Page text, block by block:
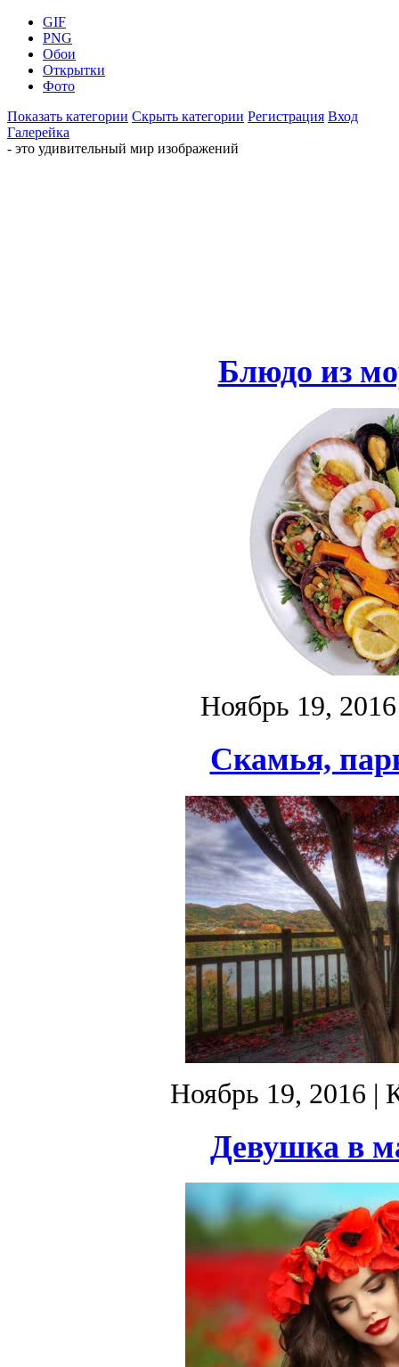
GIF
PNG
Обои
Открытки
Фото
Показать категории Скрыть категории Регистрация Вход
Галерейка
- это удивительный мир изображений
Блюдо из
Ноябрь 19, 2016
Скамья,
Ноябрь 19, 2016 |
Девушка в